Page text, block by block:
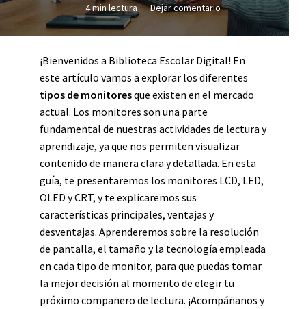
4 min lectura Dejar comentario
¡Bienvenidos a Biblioteca Escolar Digital! En
este artículo vamos a explorar los diferentes
tipos de monitoresque existen en el mercado
actual. Los monitores son una parte
fundamental de nuestras actividades de lectura y
aprendizaje, ya que nos permiten visualizar
contenido de manera clara y detallada. En esta
guía, te presentaremos los monitores LCD, LED,
OLED y CRT, y te explicaremos sus
características principales, ventajas y
desventajas. Aprenderemos sobre la resolución
de pantalla, el tamaño y la tecnología empleada
en cada tipo de monitor, para que puedas tomar
la mejor decisión al momento de elegir tu
próximo compañero de lectura. ¡Acompáñanos y